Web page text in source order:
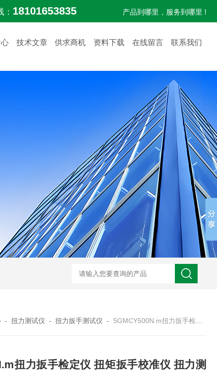
： 18101653835 产品到哪里，服务到哪里 !
技术文章 供求商机 资料下载 在线留言 联系我们
-扭力测试仪 -扭力扳手测试仪 - SGMCY500N.m扭力扳手检定仪 扭矩扳手校准仪 扭力测试仪
扭力扳手检定仪 扭矩扳手校准仪 扭力测